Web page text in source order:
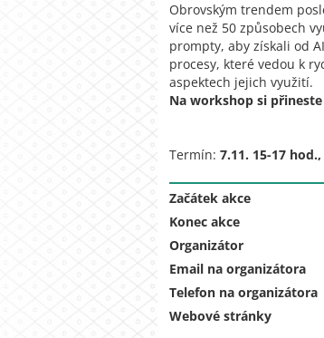
Obrovským trendem
více než 50 způsobech
prompty, aby získali od
procesy, které vedou k
aspektech jejich využití.
Na workshop si
Termín: 7.11. 15-17
Začátek akce
Konec akce
Organizátor
Email na organizátora
Telefon na organizátora
Webové stránky